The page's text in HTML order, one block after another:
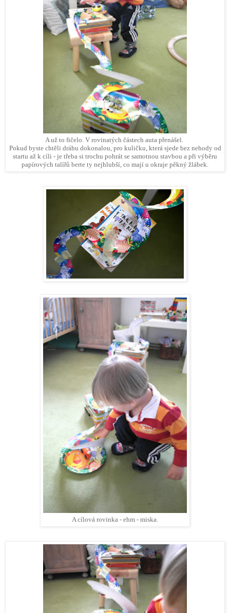
A už to fičelo. V rovinatých částech auta přenášel.
Pokud byste chtěli dráhu dokonalou, pro kuličku, která sjede bez nehody od
startu až k cíli - je třeba si trochu pohrát se samotnou stavbou a při výběru
papírových talířů berte ty nejhlubší, co mají u okraje pěkný žlábek.
A cílová rovinka - ehm - miska.